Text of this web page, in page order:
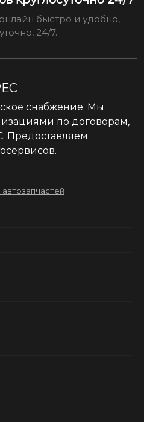
быстро и удобно,
24/7.
снабжение. Мы
по договорам,
Предоставляем